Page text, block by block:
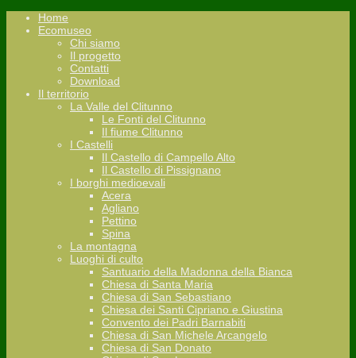
Home
Ecomuseo
Chi siamo
Il progetto
Contatti
Download
Il territorio
La Valle del Clitunno
Le Fonti del Clitunno
Il fiume Clitunno
I Castelli
Il Castello di Campello Alto
Il Castello di Pissignano
I borghi medioevali
Acera
Agliano
Pettino
Spina
La montagna
Luoghi di culto
Santuario della Madonna della Bianca
Chiesa di Santa Maria
Chiesa di San Sebastiano
Chiesa dei Santi Cipriano e Giustina
Convento dei Padri Barnabiti
Chiesa di San Michele Arcangelo
Chiesa di San Donato